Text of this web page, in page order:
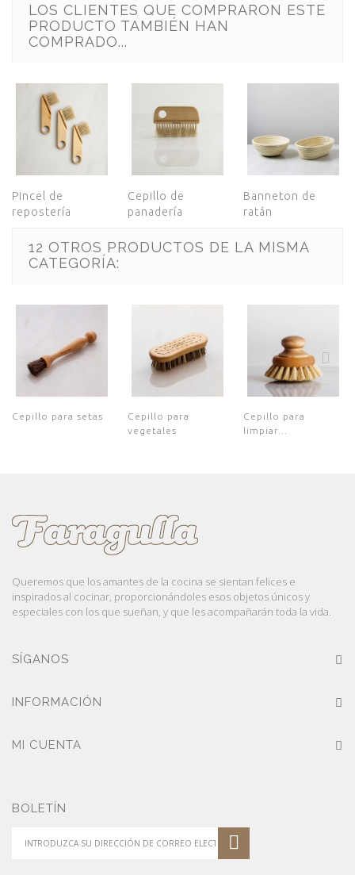
LOS CLIENTES QUE COMPRARON ESTE
PRODUCTO TAMBIÉN HAN
COMPRADO...
Pincel de
repostería
Cepillo de
panadería
Banneton de
ratán
12 OTROS PRODUCTOS DE LA MISMA
CATEGORÍA:
Cepillo para setas
Cepillo para
vegetales
Cepillo para
limpiar...
Queremos que los amantes de la cocina se sientan felices e
inspirados al cocinar, proporcionándoles esos objetos únicos y
especiales con los que sueñan, y que les acompañarán toda la vida.
SÍGANOS
INFORMACIÓN
MI CUENTA
BOLETÍN